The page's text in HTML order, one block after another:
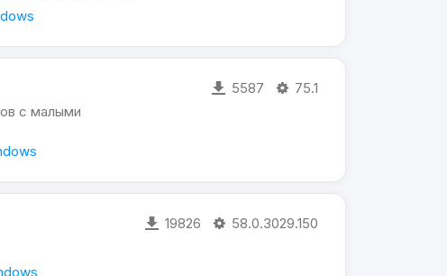
с малыми
5587 75.1
19826 58.0.3029.150